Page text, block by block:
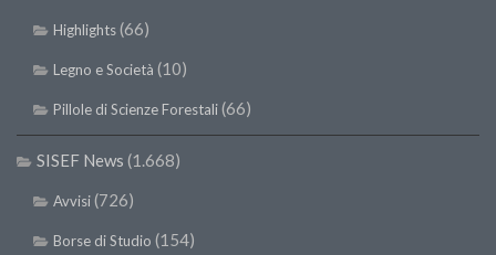
Highlights(66)
Legno e Società (10)
Pillole di Scienze Forestali(66)
SISEF News (1.668)
Avvisi(726)
Borse di Studio (154)